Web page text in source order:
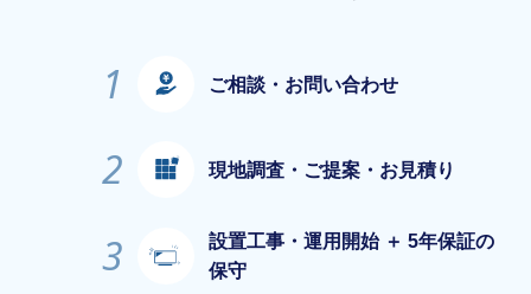
1 ご相談・お問い合わせ
2 現地調査・ご提案・お見積り
3
設置工事・運用開始 ＋ 5年保証の
保守